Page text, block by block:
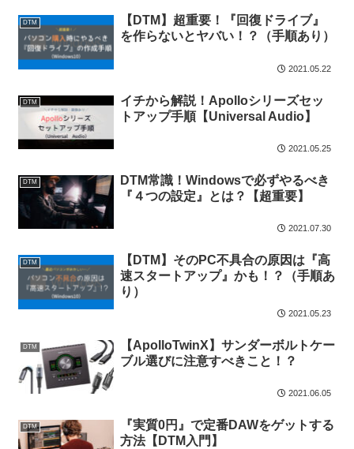
DTM
【DTM】超重要！『回復ドライブ』
を作らないとヤバい！？（手順あり）
2021.05.22
DTM
イチから解説！Apolloシリーズセッ
トアップ手順【Universal Audio】
2021.05.25
DTM
DTM常識！Windowsで必ずやるべき
『４つの設定』とは？【超重要】
2021.07.30
DTM
【DTM】そのPC不具合の原因は『高
速スタートアップ』かも！？（手順あ
り）
2021.05.23
DTM
【ApolloTwinX】サンダーボルトケー
ブル選びに注意すべきこと！？
2021.06.05
DTM
『実質0円』で定番DAWをゲットする
方法【DTM入門】